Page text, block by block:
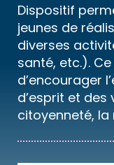
Dispositif
jeunes de
diverses
santé, etc.).
d’encourager
d’esprit et des
citoyenneté, la